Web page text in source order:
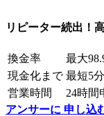
リピーター続出！
換金率
最大
現金化まで 最短5分
営業時間
24時間
アンサーに 申し込